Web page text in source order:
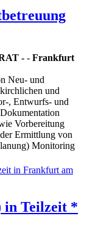
- - Frankfurt
Neu- und
und
, Entwurfs- und
Vorbereitung
Ermittlung von
Monitoring
in Teilzeit *